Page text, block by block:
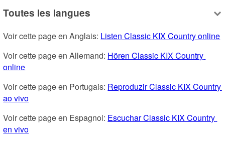
Toutes les langues
Voir cette page en Anglais: Listen Classic KIX Country online
Voir cette page en Allemand: Hören Classic KIX Country
online
Voir cette page en Portugais: Reproduzir Classic KIX Country
ao vivo
Voir cette page en Espagnol: Escuchar Classic KIX Country
en vivo